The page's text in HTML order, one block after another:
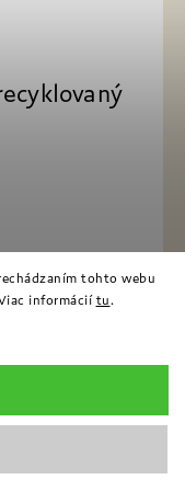
tohto webu
informácií tu.